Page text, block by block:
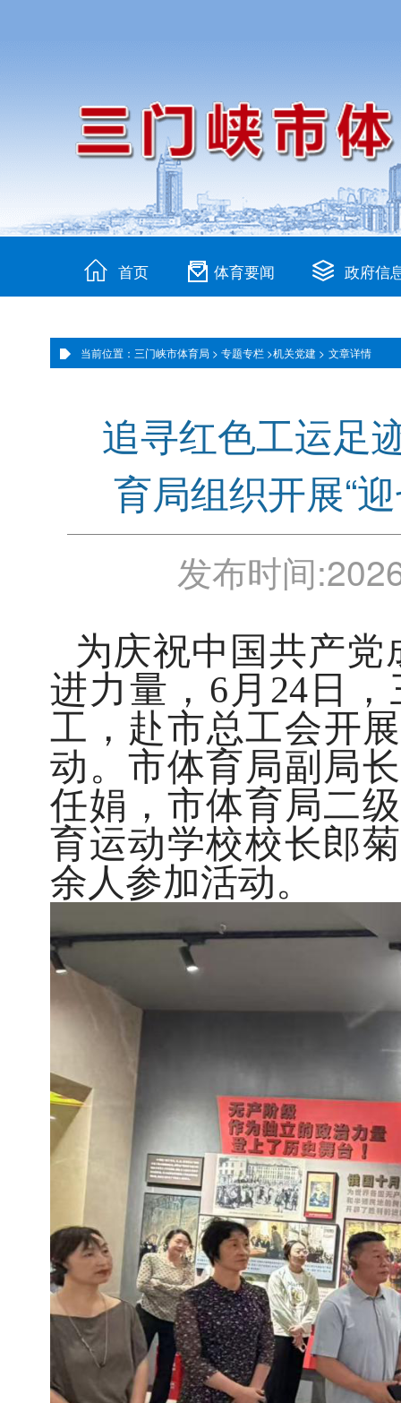
首页 体育要闻 政府信
当前位置：三门峡市体育局 > 专题专栏 >机关党建 > 文章详情
追寻红色工运足
育局组织开展“
发布时间:
为庆祝中国共产党
进力量，6月24日
工，赴市总工会开
动。市体育局副局
任娟，市体育局二
育运动学校校长郎
余人参加活动。